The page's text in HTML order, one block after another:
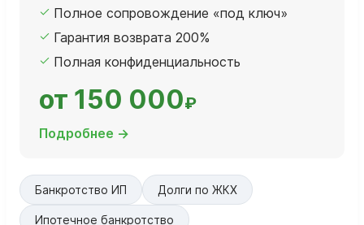
Полное сопровождение «под ключ»
Гарантия возврата 200%
Полная конфиденциальность
от 150 000₽
Подробнее →
Банкротство ИП Долги по ЖКХ
Ипотечное банкротство